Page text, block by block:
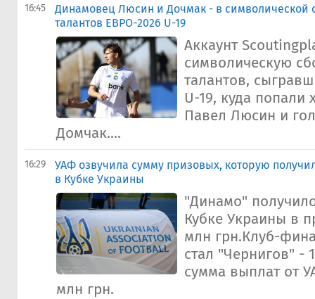
16:45
Динамовец Люсин и Дочмак - в символической
талантов ЕВРО-2026 U-19
Аккаунт
символическую
талантов,
U-19, куда попали
Павел Люсин и
Домчак....
16:29
УАФ озвучила сумму призовых, которую
в Кубке Украины
"Динамо"
Кубке Украины в
млн грн.Клуб-
стал "Чернигов" -
сумма выплат от
млн грн.